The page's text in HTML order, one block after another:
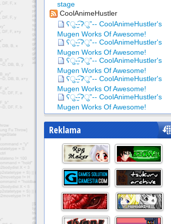
stage
CoolAnimeHustler
ʕु-̫͡-ʔु”-- CoolAnimeHustler's
Mugen Works Of Awesome!
ʕु-̫͡-ʔु”-- CoolAnimeHustler's
Mugen Works Of Awesome!
ʕु-̫͡-ʔु”-- CoolAnimeHustler's
Mugen Works Of Awesome!
ʕु-̫͡-ʔु”-- CoolAnimeHustler's
Mugen Works Of Awesome!
ʕु-̫͡-ʔु”-- CoolAnimeHustler's
Mugen Works Of Awesome!
Reklama